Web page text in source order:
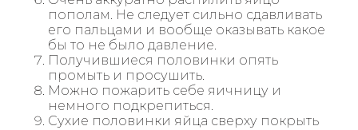
пополам. Не следует сильно сдавливать
его пальцами и вообще оказывать какое
бы то не было давление.
Получившиеся половинки опять
промыть и просушить.
Можно пожарить себе яичницу и
немного подкрепиться.
Сухие половинки яйца сверху покрыть